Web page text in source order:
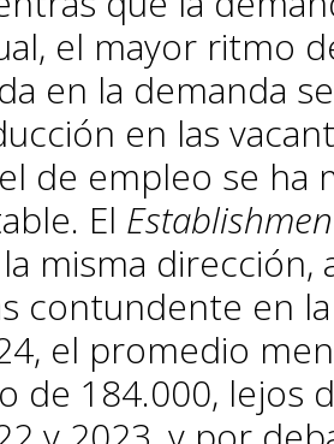
el mayor ritmo
en la demanda
en las
de empleo se ha
El
misma dirección,
contundente en
el promedio
de 184.000, lejos